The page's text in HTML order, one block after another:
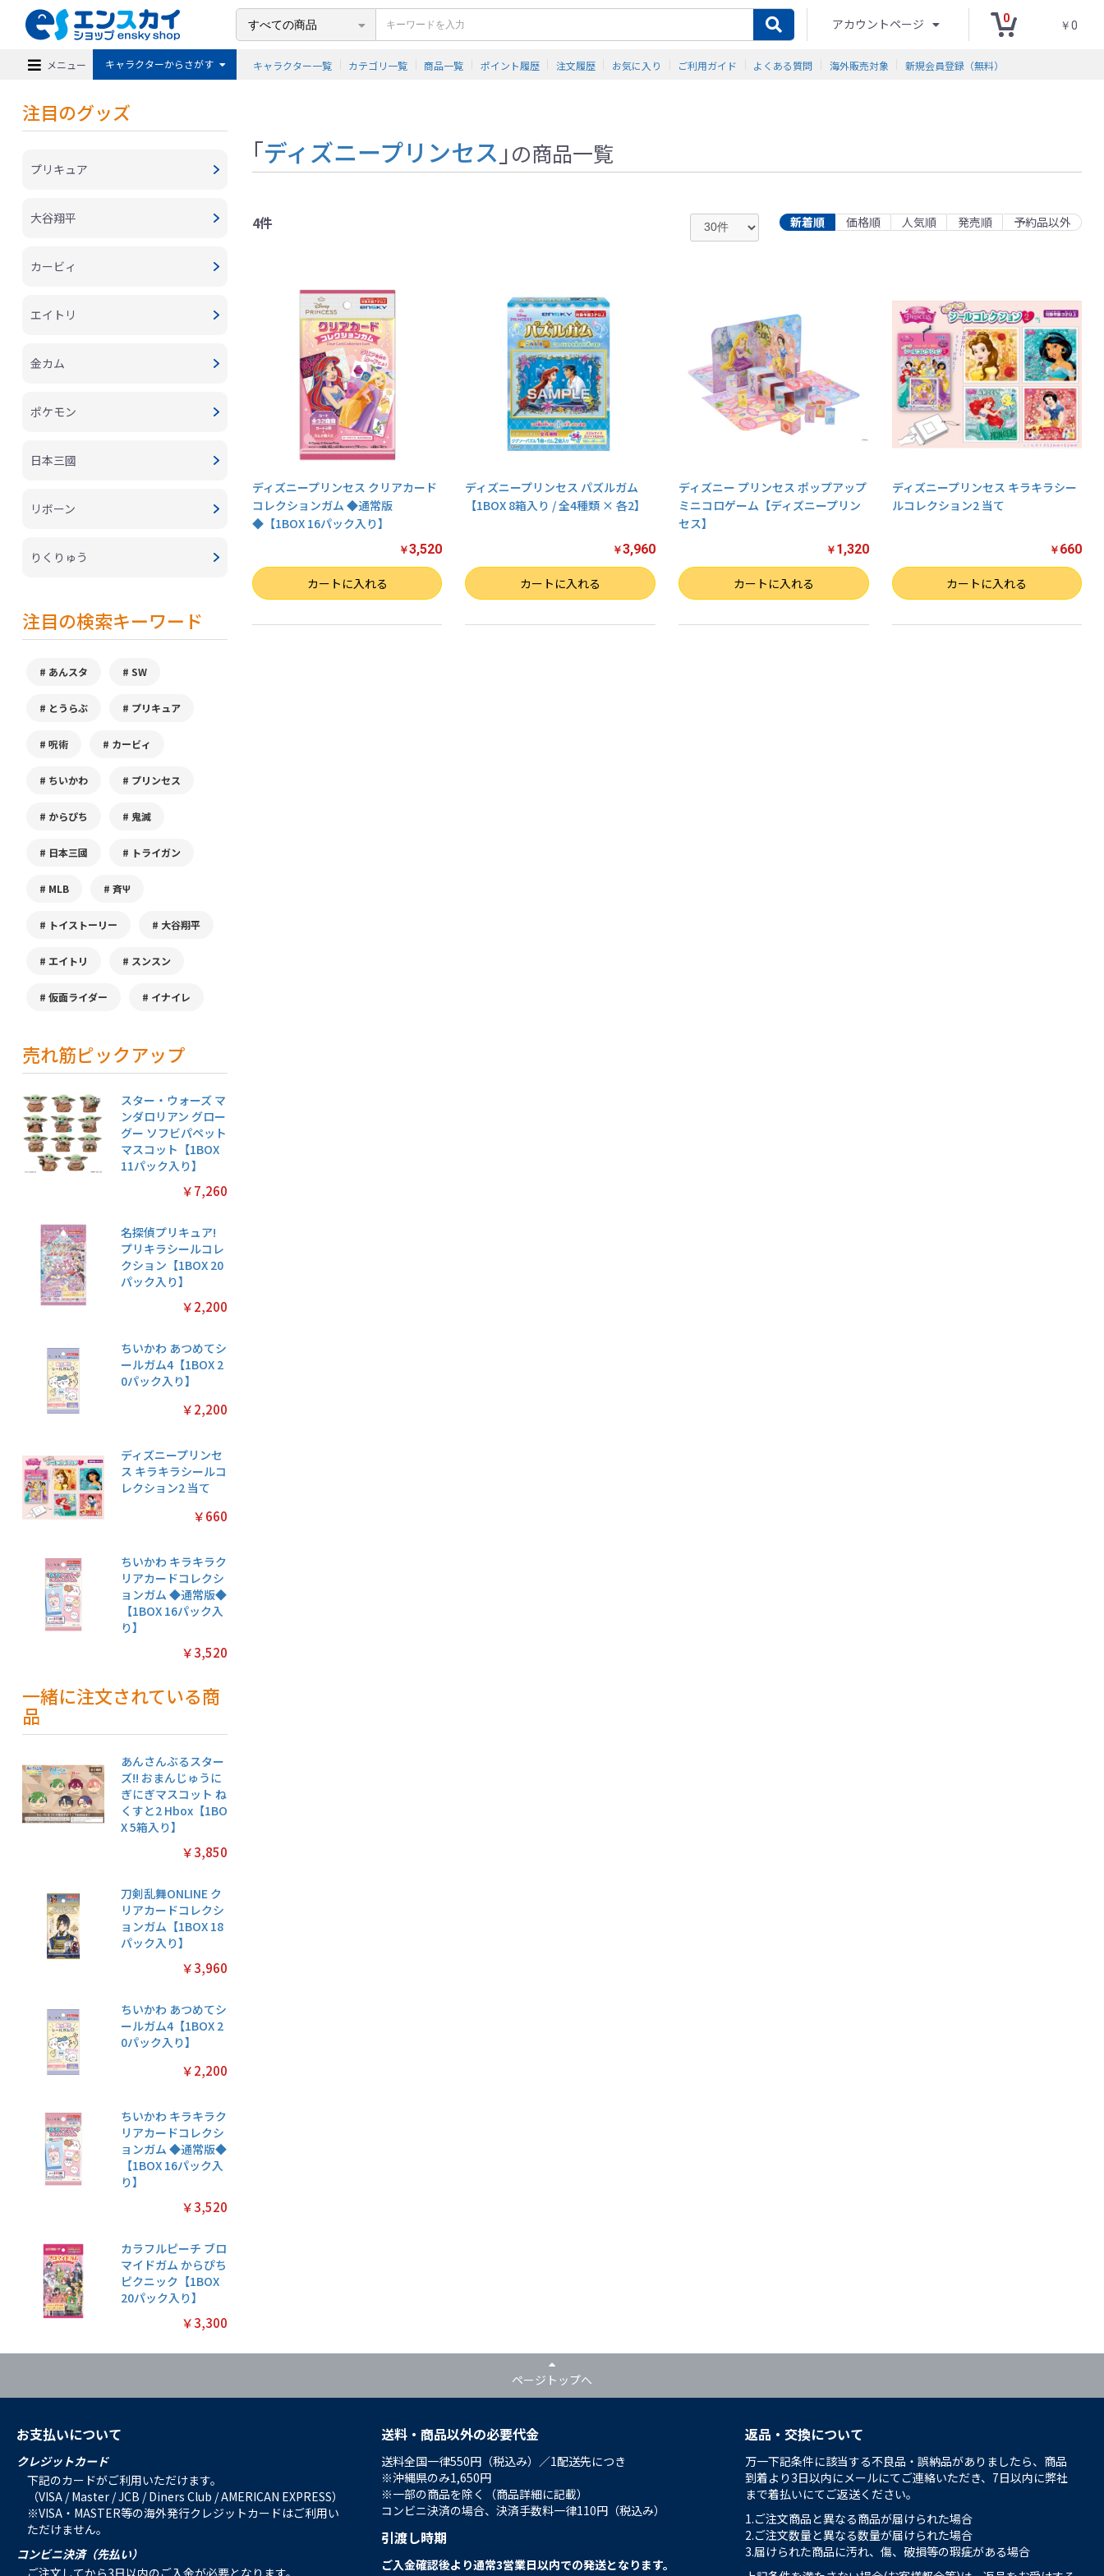
アカウントページ 0
￥0
メニュー キャラクターからさがす キャラクター一覧 カテゴリ一覧 商品一覧 ポイント履歴 注文履歴 お気に入り ご利用ガイド よくある質問 海外販売対象 新規会員登録（無料）
注目のグッズ
プリキュア
大谷翔平
カービィ
エイトリ
金カム
ポケモン
日本三國
リボーン
りくりゅう
注目の検索キーワード
あんスタ SW
とうらぶ プリキュア
呪術 カービィ
ちいかわ プリンセス
からぴち 鬼滅
日本三國 トライガン
MLB 斉Ψ
トイストーリー 大谷翔平
エイトリ スンスン
仮面ライダー イナイレ
売れ筋ピックアップ
スター・ウォーズ マ
ンダロリアン グロー
グー ソフビパペット
マスコット【1BOX
11パック入り】
￥7,260
名探偵プリキュア!
プリキラシールコレ
クション【1BOX 20
パック入り】
￥2,200
ちいかわ あつめてシ
ールガム4【1BOX 2
0パック入り】
￥2,200
ディズニープリンセ
ス キラキラシールコ
レクション2 当て
￥660
ちいかわ キラキラク
リアカードコレクシ
ョンガム ◆通常版◆
【1BOX 16パック入
り】
￥3,520
一緒に注文されている商
品
あんさんぶるスター
ズ!! おまんじゅうに
ぎにぎマスコット ね
くすと2 Hbox【1BO
X 5箱入り】
￥3,850
刀剣乱舞ONLINE ク
リアカードコレクシ
ョンガム【1BOX 18
パック入り】
￥3,960
ちいかわ あつめてシ
ールガム4【1BOX 2
0パック入り】
￥2,200
ちいかわ キラキラク
リアカードコレクシ
ョンガム ◆通常版◆
【1BOX 16パック入
り】
￥3,520
カラフルピーチ ブロ
マイドガム からぴち
ピクニック【1BOX
20パック入り】
￥3,300
「ディズニープリンセス 」の商品一覧
4件 新着順 価格順 人気順 発売順 予約品以外
ディズニープリンセス クリアカード
コレクションガム ◆通常版
◆【1BOX 16パック入り】
￥3,520
数量 カートに入れる
ディズニープリンセス パズルガム
【1BOX 8箱入り / 全4種類 × 各2】
￥3,960
数量 カートに入れる
ディズニー プリンセス ポップアップ
ミニコロゲーム【ディズニープリン
セス】
￥ 1,320
数量 カートに入れる
ディズニープリンセス キラキラシー
ルコレクション2 当て
￥ 660
数量 カートに入れる
ページトップへ
お支払いについて
クレジットカード
下記のカードがご利用いただけます。
（VISA / Master / JCB / Diners Club / AMERICAN EXPRESS）
※VISA・MASTER等の海外発行クレジットカードはご利用い
ただけません。
コンビニ決済（先払い）
ご注文してから3日以内のご入金が必要となります。
送料・商品以外の必要代金
送料全国一律550円（税込み）／1配送先につき
※沖縄県のみ1,650円
※一部の商品を除く（商品詳細に記載）
コンビニ決済の場合、決済手数料一律110円（税込み）
引渡し時期
ご入金確認後より通常3営業日以内での発送となります。
返品・交換について
万一下記条件に該当する不良品・誤納品がありましたら、商品
到着より3日以内にメールにてご連絡いただき、7日以内に弊社
まで着払いにてご返送ください。
1.ご注文商品と異なる商品が届けられた場合
2.ご注文数量と異なる数量が届けられた場合
3.届けられた商品に汚れ、傷、破損等の瑕疵がある場合